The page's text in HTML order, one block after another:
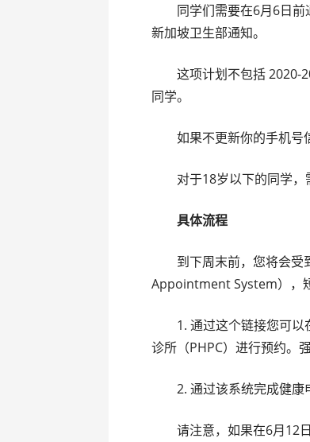
同学们需要在6月6日前
新加坡卫生部通知。
这项计划不包括 2020-
同学。
如果不更新你的手机号信
对于18岁以下的同学，
具体流程
到下周末前，您将会受
Appointment System），
1. 通过这个链接您可以
诊所（PHPC）进行预约。
2. 通过该系统完成健康
请注意，如果在6月12日